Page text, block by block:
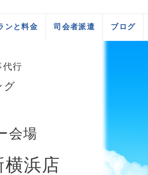
ンと料金 司会者派遣 ブログ
行
グ
会場
浜店